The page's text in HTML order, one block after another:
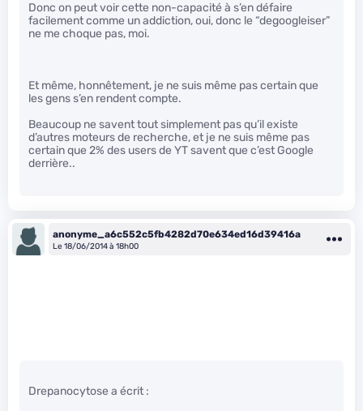
Donc on peut voir cette non-capacité à s’en défaire
facilement comme un addiction, oui, donc le “degoogleiser”
ne me choque pas, moi.
Et même, honnêtement, je ne suis même pas certain que
les gens s’en rendent compte.
Beaucoup ne savent tout simplement pas qu’il existe
d’autres moteurs de recherche, et je ne suis même pas
certain que 2% des users de YT savent que c’est Google
derrière..
anonyme_a6c552c5fb4282d70e634ed16d39416a
Le 18/06/2014 à 18h00
Drepanocytose a écrit :